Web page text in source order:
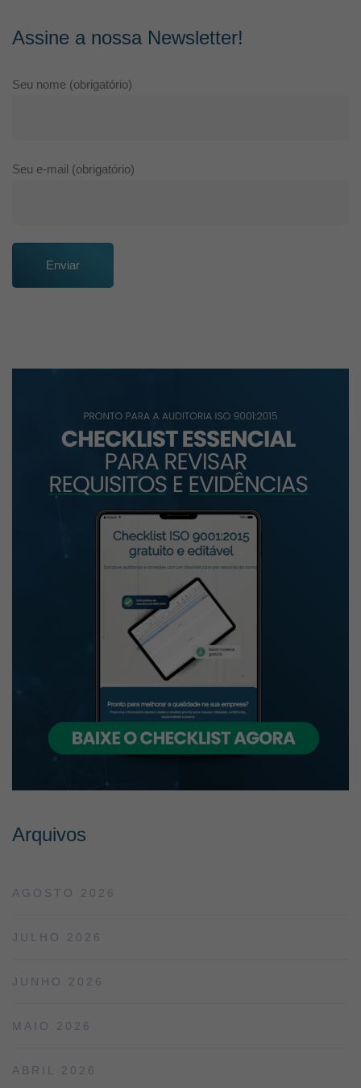
Assine a nossa Newsletter!
Seu nome (obrigatório)
Seu e-mail (obrigatório)
Arquivos
AGOSTO 2026
JULHO 2026
JUNHO 2026
MAIO 2026
ABRIL 2026